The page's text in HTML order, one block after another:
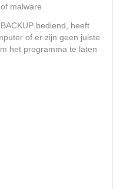
malware
bediend, heeft
of er zijn geen juiste
het programma te laten